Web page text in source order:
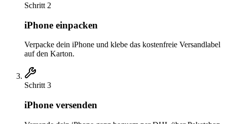
Schritt 2
iPhone einpacken
Verpacke dein iPhone und klebe das kostenfreie Versandlabel
auf den Karton.
Schritt 3
iPhone versenden